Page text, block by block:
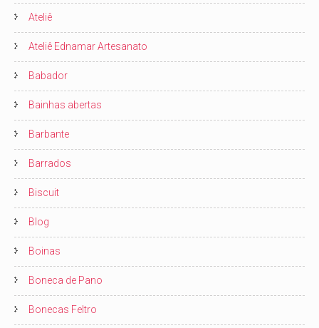
Ateliê
Ateliê Ednamar Artesanato
Babador
Bainhas abertas
Barbante
Barrados
Biscuit
Blog
Boinas
Boneca de Pano
Bonecas Feltro